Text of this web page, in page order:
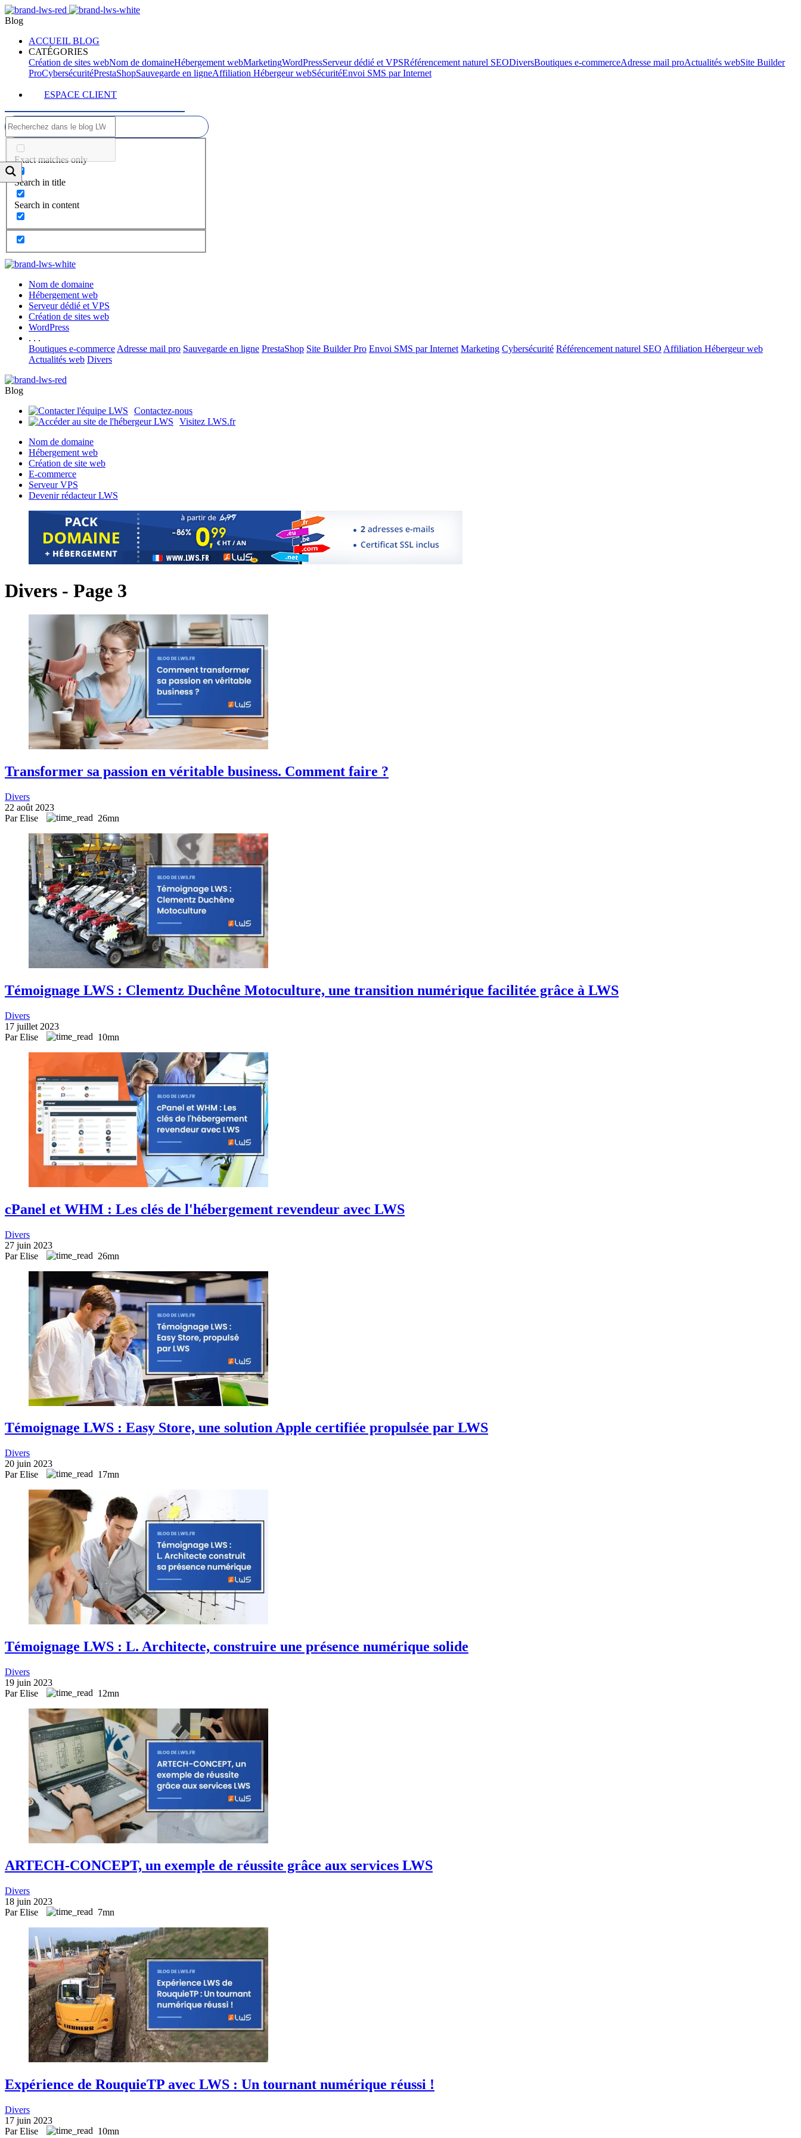
Blog
ACCUEIL BLOG
CATÉGORIES
Création de sites webNom de domaineHébergement webMarketingWordPressServeur dédié et VPSRéférencement naturel SEODiversBoutiques e-commerceAdresse mail proActualités webSite Builder
ProCybersécuritéPrestaShopSauvegarde en ligneAffiliation Hébergeur webSécuritéEnvoi SMS par Internet
ESPACE CLIENT
Exact matches only
Search in title
Search in content
Nom de domaine
Hébergement web
Serveur dédié et VPS
Création de sites web
WordPress
. . .
Boutiques e-commerce Adresse mail pro Sauvegarde en ligne PrestaShop Site Builder Pro Envoi SMS par Internet Marketing Cybersécurité Référencement naturel SEO Affiliation Hébergeur web
Actualités web Divers
Blog
Contactez-nous
Visitez LWS.fr
Nom de domaine
Hébergement web
Création de site web
E-commerce
Serveur VPS
Devenir rédacteur LWS
Divers - Page 3
Transformer sa passion en véritable business. Comment faire ?
Divers
22 août 2023
Par Elise
26mn
Témoignage LWS : Clementz Duchêne Motoculture, une transition numérique facilitée grâce à LWS
Divers
17 juillet 2023
Par Elise
10mn
cPanel et WHM : Les clés de l'hébergement revendeur avec LWS
Divers
27 juin 2023
Par Elise
26mn
Témoignage LWS : Easy Store, une solution Apple certifiée propulsée par LWS
Divers
20 juin 2023
Par Elise
17mn
Témoignage LWS : L. Architecte, construire une présence numérique solide
Divers
19 juin 2023
Par Elise
12mn
ARTECH-CONCEPT, un exemple de réussite grâce aux services LWS
Divers
18 juin 2023
Par Elise
7mn
Expérience de RouquieTP avec LWS : Un tournant numérique réussi !
Divers
17 juin 2023
Par Elise
10mn